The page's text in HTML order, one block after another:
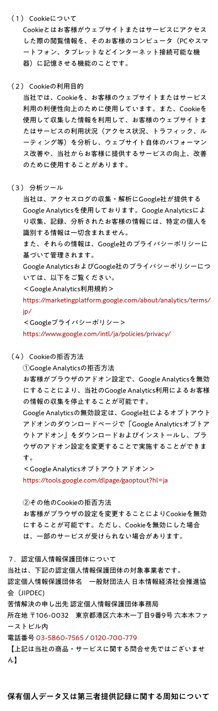
（１） Cookieについて
Cookieとはお客様がウェブサイトまたはサービスにアクセス
した際の閲覧情報を、そのお客様のコンピュータ（PCやスマ
ートフォン、タブレットなどインターネット接続可能な機
器）に記憶させる機能のことです。
（２） Cookieの利用目的
当社では、Cookieを、お客様のウェブサイトまたはサービス
利用の利便性向上のために使用しています。また、Cookieを
使用して収集した情報を利用して、お客様のウェブサイトま
たはサービスの利用状況（アクセス状況、トラフィック、ル
ーティング等）を分析し、ウェブサイト自体のパフォーマン
ス改善や、当社からお客様に提供するサービスの向上、改善
のために使用することがあります。
（３） 分析ツール
当社は、アクセスログの収集・解析にGoogle社が提供する
Google Analyticsを使用しております。Google Analyticsによ
り収集、記録、分析されたお客様の情報には、特定の個人を
識別する情報は一切含まれません。
また、それらの情報は、Google社のプライバシーポリシーに
基づいて管理されます。
Google AnalyticsおよびGoogle社のプライバシーポリシーにつ
いては、以下をご覧ください。
＜Google Analytics利用規約＞
https://marketingplatform.google.com/about/analytics/terms/
jp/
＜Googleプライバシーポリシー＞
https://www.google.com/intl/ja/policies/privacy/
（４） Cookieの拒否方法
①Google Analyticsの拒否方法
お客様がブラウザのアドオン設定で、Google Analyticsを無効
にすることにより、当社のGoogle Analytics利用によるお客様
の情報の収集を停止することが可能です。
Google Analyticsの無効設定は、Google社によるオプトアウト
アドオンのダウンロードページで「Google Analyticsオプトア
ウトアドオン」をダウンロードおよびインストールし、ブラ
ウザのアドオン設定を変更することで実施することができま
す。
＜Google Analyticsオプトアウトアドオン＞
https://tools.google.com/dlpage/gaoptout?hl=ja
②その他のCookieの拒否方法
お客様がブラウザの設定を変更することによりCookieを無効
にすることが可能です。ただし、Cookieを無効にした場合
は、一部のサービスが受けられない場合があります。
７．認定個人情報保護団体について
当社は、下記の認定個人情報保護団体の対象事業者です。
認定個人情報保護団体名 一般財団法人 日本情報経済社会推進協
会（JIPDEC)
苦情解決の申し出先 認定個人情報保護団体事務局
所在地 〒106-0032 東京都港区六本木一丁目9番9号 六本木ファ
ーストビル内
電話番号 03-5860-7565 / 0120-700-779
【上記は当社の商品・サービスに関する問合せ先ではございませ
ん】
保有個人データ又は第三者提供記録に関する周知について